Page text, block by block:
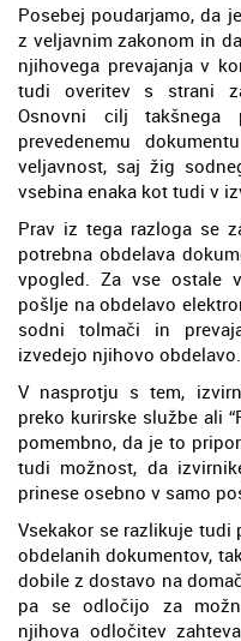
Posebej poudarjamo, da
z veljavnim zakonom in
njihovega prevajanja v
tudi overitev s strani
Osnovni cilj takšnega
prevedenemu
veljavnost, saj žig
vsebina enaka kot tudi v
Prav iz tega razloga se
potrebna obdelava
vpogled. Za vse ostale
pošlje na obdelavo
sodni tolmači in
izvedejo njihovo obdelavo.
V nasprotju s tem,
preko kurirske službe ali
pomembno, da je to
tudi možnost, da
prinese osebno v samo
Vsekakor se razlikuje tudi
obdelanih dokumentov,
dobile z dostavo na
pa se odločijo za
njihova odločitev